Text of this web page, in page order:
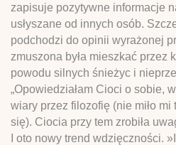
zapisuje pozytywne informacje
usłyszane od innych osób.
podchodzi do opinii wyrażonej
zmuszona była mieszkać przez
powodu silnych śnieżyc i
„Opowiedziałam Cioci o sobie,
wiary przez filozofię (nie miło mi
się). Ciocia przy tem zrobiła
I oto nowy trend wdzięczności.